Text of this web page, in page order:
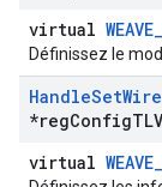
virtual
Définissez le
HandleSet
*regConfig
virtual